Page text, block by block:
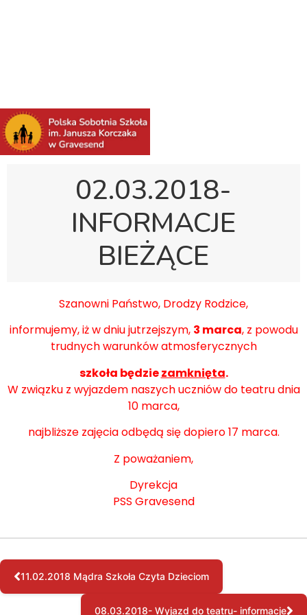
02.03.2018-
INFORMACJE
BIEŻĄCE
Szanowni Państwo, Drodzy Rodzice,
informujemy, iż w dniu jutrzejszym, 3 marca, z powodu
trudnych warunków atmosferycznych
szkoła będziezamknięta.
W związku z wyjazdem naszych uczniów do teatru dnia
10 marca,
najbliższe zajęcia odbędą się dopiero 17 marca.
Z poważaniem,
Dyrekcja
PSS Gravesend
11.02.2018 Mądra Szkoła Czyta Dzieciom
08.03.2018- Wyjazd do teatru- informacje